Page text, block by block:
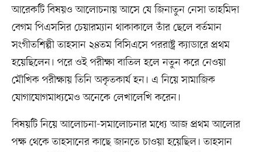
আরেকটি বিষয়ও আলোচনায় আসে যে জিনাতুন নেসা তাহমিদা
বেগম পিএসসির চেয়ারম্যান থাকাকালে তাঁর ছেলে বর্তমান
সংগীতশিল্পী তাহসান ২৪তম বিসিএসে পররাষ্ট্র ক্যাডারে প্রথম
হয়েছিলেন। পরে ওই পরীক্ষা বাতিল হলে নতুন করে নেওয়া
মৌখিক পরীক্ষায় তিনি অকৃতকার্য হন। এ নিয়ে সামাজিক
যোগাযোগমাধ্যমেও অনেকে লেখালেখি করেন।
বিষয়টি নিয়ে আলোচনা-সমালোচনার মধ্যে আজ প্রথম আলোর
পক্ষ থেকে তাহসানের কাছে জানতে চাওয়া হয়েছিল। তাহসান